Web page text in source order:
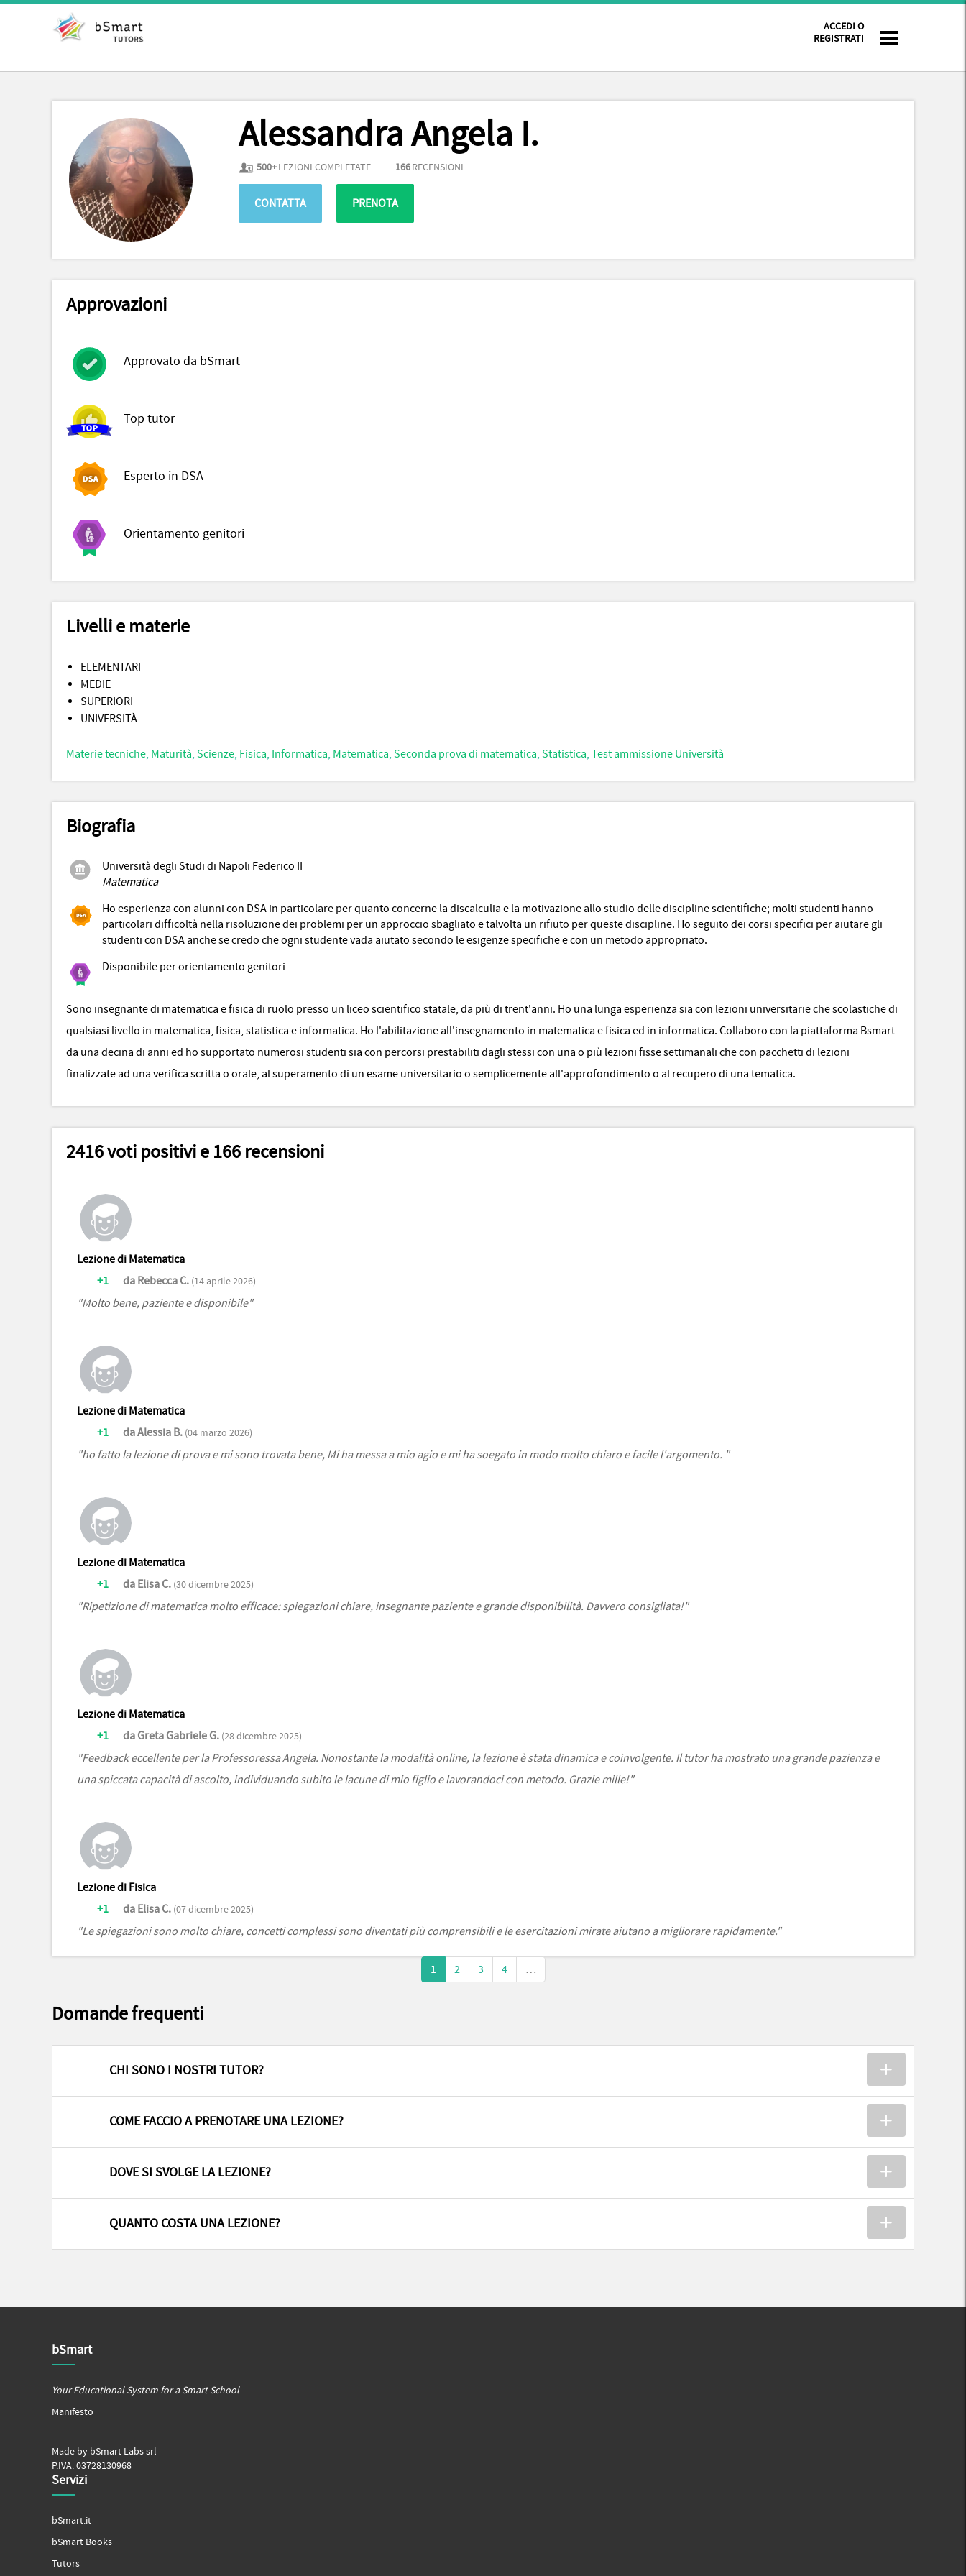
ACCEDI O
REGISTRATI
Alessandra Angela I.
500+LEZIONI COMPLETATE 166RECENSIONI
CONTATTA PRENOTA
Approvazioni
Approvato da bSmart
Top tutor
Esperto in DSA
Orientamento genitori
Livelli e materie
ELEMENTARI
MEDIE
SUPERIORI
UNIVERSITÀ
Materie tecniche, Maturità, Scienze, Fisica, Informatica, Matematica, Seconda prova di matematica, Statistica, Test ammissione Università
Biografia
Università degli Studi di Napoli Federico II
Matematica
Ho esperienza con alunni con DSA in particolare per quanto concerne la discalculia e la motivazione allo studio delle discipline scientifiche; molti studenti hanno
particolari difficoltà nella risoluzione dei problemi per un approccio sbagliato e talvolta un rifiuto per queste discipline. Ho seguito dei corsi specifici per aiutare gli
studenti con DSA anche se credo che ogni studente vada aiutato secondo le esigenze specifiche e con un metodo appropriato.
Disponibile per orientamento genitori
Sono insegnante di matematica e fisica di ruolo presso un liceo scientifico statale, da più di trent'anni. Ho una lunga esperienza sia con lezioni universitarie che scolastiche di
qualsiasi livello in matematica, fisica, statistica e informatica. Ho l'abilitazione all'insegnamento in matematica e fisica ed in informatica. Collaboro con la piattaforma Bsmart
da una decina di anni ed ho supportato numerosi studenti sia con percorsi prestabiliti dagli stessi con una o più lezioni fisse settimanali che con pacchetti di lezioni
finalizzate ad una verifica scritta o orale, al superamento di un esame universitario o semplicemente all'approfondimento o al recupero di una tematica.
2416 voti positivi e 166 recensioni
Lezione di Matematica
+1
da Rebecca C. (14 aprile 2026)
"Molto bene, paziente e disponibile"
Lezione di Matematica
+1
da Alessia B. (04 marzo 2026)
"ho fatto la lezione di prova e mi sono trovata bene, Mi ha messa a mio agio e mi ha soegato in modo molto chiaro e facile l'argomento. "
Lezione di Matematica
+1
da Elisa C. (30 dicembre 2025)
"Ripetizione di matematica molto efficace: spiegazioni chiare, insegnante paziente e grande disponibilità. Davvero consigliata!"
Lezione di Matematica
+1
da Greta Gabriele G. (28 dicembre 2025)
"Feedback eccellente per la Professoressa Angela. Nonostante la modalità online, la lezione è stata dinamica e coinvolgente. Il tutor ha mostrato una grande pazienza e
una spiccata capacità di ascolto, individuando subito le lacune di mio figlio e lavorandoci con metodo. Grazie mille!"
Lezione di Fisica
+1
da Elisa C. (07 dicembre 2025)
"Le spiegazioni sono molto chiare, concetti complessi sono diventati più comprensibili e le esercitazioni mirate aiutano a migliorare rapidamente."
1 2 3 4 …
Domande frequenti
CHI SONO I NOSTRI TUTOR?
COME FACCIO A PRENOTARE UNA LEZIONE?
DOVE SI SVOLGE LA LEZIONE?
QUANTO COSTA UNA LEZIONE?
bSmart
Your Educational System for a Smart School
Manifesto
Made by bSmart Labs srl
P.IVA: 03728130968
Servizi
bSmart.it
bSmart Books
Tutors